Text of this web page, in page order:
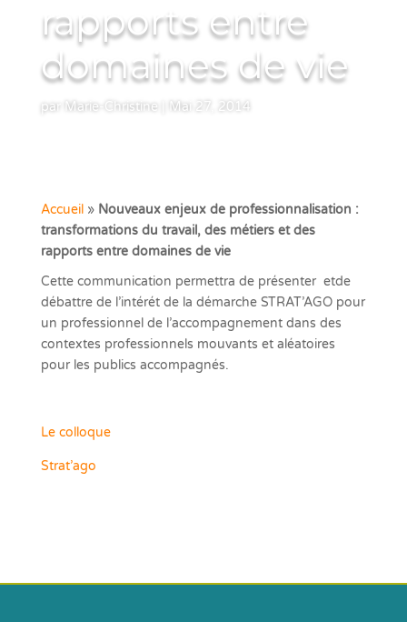
rapports entre
domaines de vie
par Marie-Christine Mai 27, 2014
Accueil» Nouveaux enjeux de professionnalisation :
transformations du travail, des métiers et des
rapports entre domaines de vie
Cette communication permettra de présenter etde
débattre de l’intérét de la démarche STRAT’AGO pour
un professionnel de l’accompagnement dans des
contextes professionnels mouvants et aléatoires
pour les publics accompagnés.
Le colloque
Strat’ago